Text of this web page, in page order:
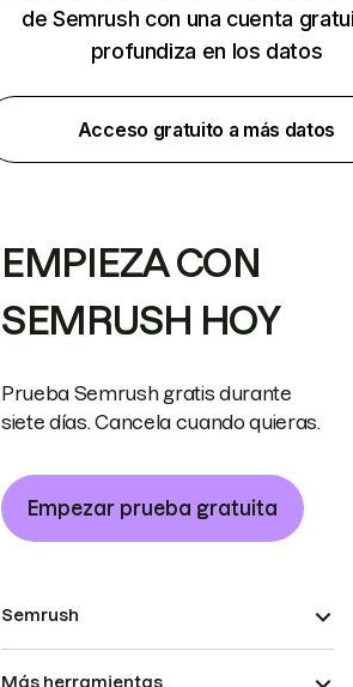
de Semrush con una cuenta
profundiza en los datos
Acceso gratuito a más datos
EMPIEZA CON
SEMRUSH HOY
Prueba Semrush gratis durante
siete días. Cancela cuando quieras.
Empezar prueba gratuita
Semrush
Más herramientas